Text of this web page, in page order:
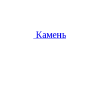
Камень